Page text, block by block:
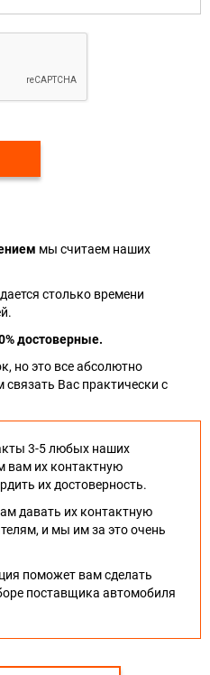
мы считаем наших
столько времени
достоверные.
но это все абсолютно
Вас практически с
3-5 любых наших
вам их контактную
их достоверность.
давать их контактную
и мы им за это очень
поможет вам сделать
поставщика автомобиля